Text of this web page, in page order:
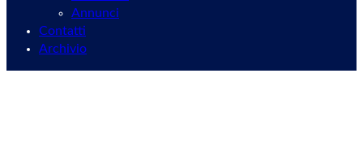
Annunci
Contatti
Archivio